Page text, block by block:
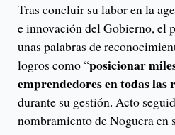
Tras concluir su labor en la
e innovación del Gobierno, el
unas palabras de
logros como “posicionar
emprendedores en todas las
durante su gestión. Acto
nombramiento de Noguera en